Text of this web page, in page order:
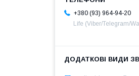
+380 (93) 964-94-20
Life (Viber/Telegram/